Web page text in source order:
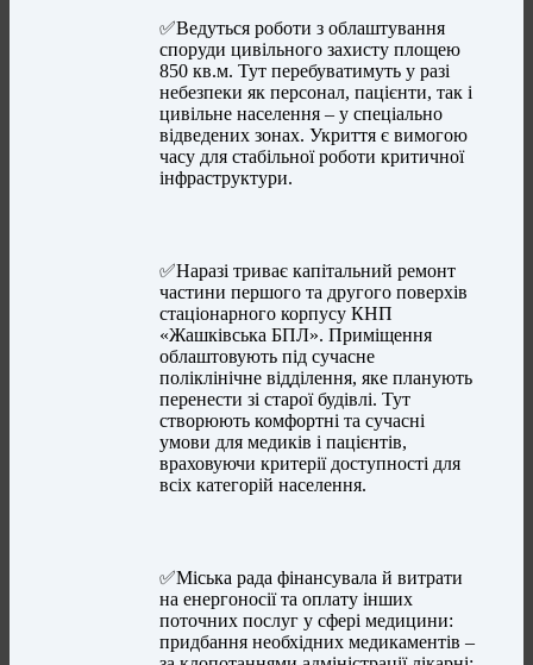
✅Ведуться роботи з облаштування
споруди цивільного захисту площею
850 кв.м. Тут перебуватимуть у разі
небезпеки як персонал, пацієнти, так і
цивільне населення – у спеціально
відведених зонах. Укриття є вимогою
часу для стабільної роботи критичної
інфраструктури.
✅Наразі триває капітальний ремонт
частини першого та другого поверхів
стаціонарного корпусу КНП
«Жашківська БПЛ». Приміщення
облаштовують під сучасне
поліклінічне відділення, яке планують
перенести зі старої будівлі. Тут
створюють комфортні та сучасні
умови для медиків і пацієнтів,
враховуючи критерії доступності для
всіх категорій населення.
✅Міська рада фінансувала й витрати
на енергоносії та оплату інших
поточних послуг у сфері медицини:
придбання необхідних медикаментів –